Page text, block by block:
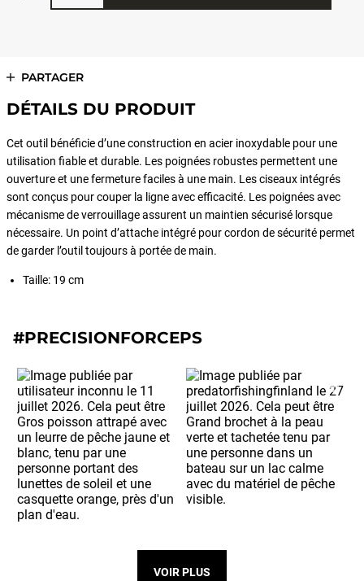
PARTAGER
DÉTAILS DU PRODUIT
Cet outil bénéficie d’une construction en acier inoxydable pour une
utilisation fiable et durable. Les poignées robustes permettent une
ouverture et une fermeture faciles à une main. Les ciseaux intégrés
sont conçus pour couper la ligne avec efficacité. Les poignées avec
mécanisme de verrouillage assurent un maintien sécurisé lorsque
nécessaire. Un point d’attache intégré pour cordon de sécurité permet
de garder l’outil toujours à portée de main.
Taille: 19 cm
#PRECISIONFORCEPS
VOIR PLUS